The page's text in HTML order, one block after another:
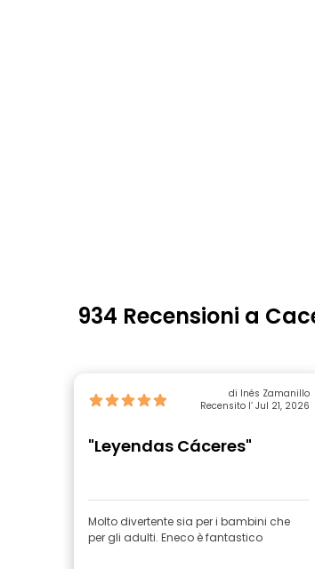
934 Recensioni a
di Inés Zamanillo
Recensito l’ Jul 21, 2026
"Leyendas Cáceres"
Molto divertente sia per i bambini che
per gli adulti. Eneco è fantastico